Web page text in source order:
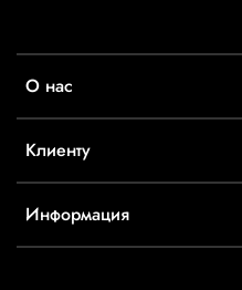
О нас
Клиенту
Информация